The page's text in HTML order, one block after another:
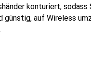
konturiert,
günstig, auf Wireless